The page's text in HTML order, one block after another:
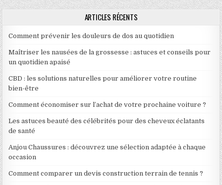
ARTICLES RÉCENTS
Comment prévenir les douleurs de dos au quotidien
Maîtriser les nausées de la grossesse : astuces et conseils pour
un quotidien apaisé
CBD : les solutions naturelles pour améliorer votre routine
bien-être
Comment économiser sur l’achat de votre prochaine voiture ?
Les astuces beauté des célébrités pour des cheveux éclatants
de santé
Anjou Chaussures : découvrez une sélection adaptée à chaque
occasion
Comment comparer un devis construction terrain de tennis ?